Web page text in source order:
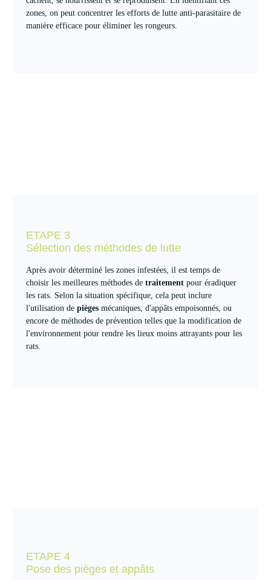
zones, on peut concentrer les efforts de lutte anti-parasitaire de
manière efficace pour éliminer les rongeurs.
ETAPE 3
Sélection des méthodes de lutte
Après avoir déterminé les zones infestées, il est temps de
choisir les meilleures méthodes de traitement pour éradiquer
les rats. Selon la situation spécifique, cela peut inclure
l'utilisation de piègesmécaniques, d'appâts empoisonnés, ou
encore de méthodes de prévention telles que la modification de
l'environnement pour rendre les lieux moins attrayants pour les
rats.
ETAPE 4
Pose des pièges et appâts